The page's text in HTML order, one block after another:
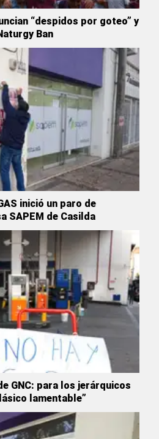
“despidos por goteo” y
Ban
inició un paro de
SAPEM de Casilda
GNC: para los jerárquicos
lamentable”